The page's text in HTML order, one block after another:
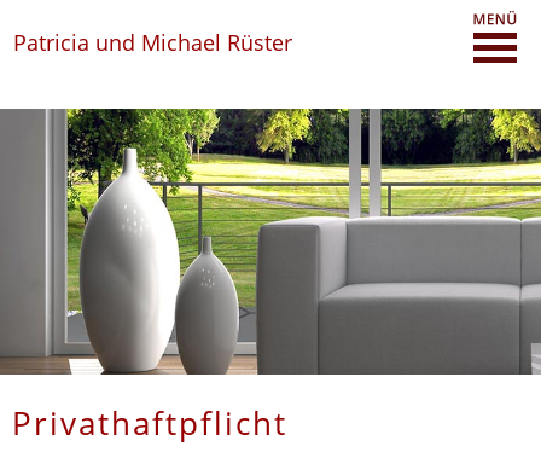
Patricia und Michael Rüster
Privathaftpflicht